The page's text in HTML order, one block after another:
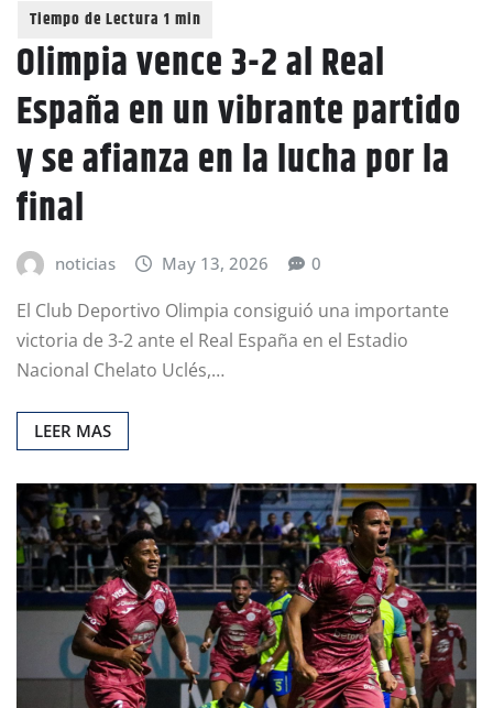
Olimpia vence 3-2 al Real
España en un vibrante partido
y se afianza en la lucha por la
final
noticias May 13, 2026 0
El Club Deportivo Olimpia consiguió una importante
victoria de 3-2 ante el Real España en el Estadio
Nacional Chelato Uclés,…
LEER MAS